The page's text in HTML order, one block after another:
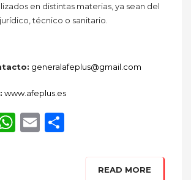
en distintas materias, ya sean del
técnico o sanitario.
generalafeplus@gmail.com
www.afeplus.es
WhatsApp
Email
READ MORE